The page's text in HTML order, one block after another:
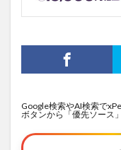
Google検索やAI検索で
ボタンから「優先ソース